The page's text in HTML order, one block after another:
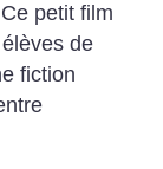
petit film
de
fiction